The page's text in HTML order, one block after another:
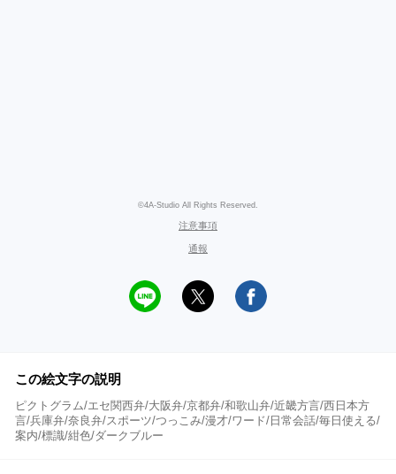
©4A-Studio All Rights Reserved.
注意事項
通報
この絵文字の説明
ピクトグラム/エセ関西弁/大阪弁/京都弁/和歌山弁/近畿方言/西日本方
言/兵庫弁/奈良弁/スポーツ/つっこみ/漫才/ワード/日常会話/毎日使える/
案内/標識/紺色/ダークブルー